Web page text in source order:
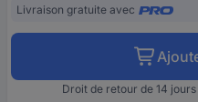
Livraison gratuite avec
Droit de retour de 14